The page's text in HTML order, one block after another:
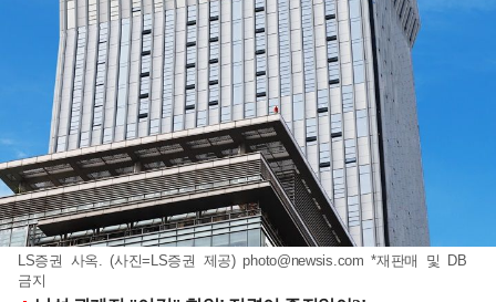
LS증권 사옥. (사진=LS증권 제공)photo@newsis.com *재판매 및 DB
금지